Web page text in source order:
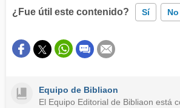
¿Fue útil este contenido? Sí No
Este contenido contiene información
Otro
Equipo de Bibliaon
El Equipo Editorial de Bibliaon está